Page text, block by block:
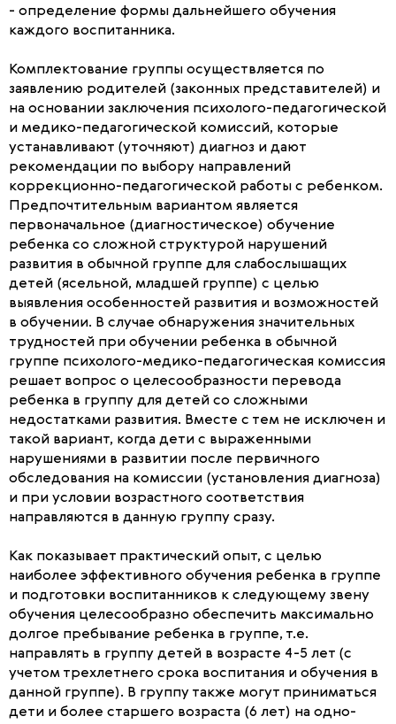
- определение формы дальнейшего обучения
каждого воспитанника.
Комплектование группы осуществляется по
заявлению родителей (законных представителей) и
на основании заключения психолого-педагогической
и медико-педагогической комиссий, которые
устанавливают (уточняют) диагноз и дают
рекомендации по выбору направлений
коррекционно-педагогической работы с ребенком.
Предпочтительным вариантом является
первоначальное (диагностическое) обучение
ребенка со сложной структурой нарушений
развития в обычной группе для слабослышащих
детей (ясельной, младшей группе) с целью
выявления особенностей развития и возможностей
в обучении. В случае обнаружения значительных
трудностей при обучении ребенка в обычной
группе психолого-медико-педагогическая комиссия
решает вопрос о целесообразности перевода
ребенка в группу для детей со сложными
недостатками развития. Вместе с тем не исключен и
такой вариант, когда дети с выраженными
нарушениями в развитии после первичного
обследования на комиссии (установления диагноза)
и при условии возрастного соответствия
направляются в данную группу сразу.
Как показывает практический опыт, с целью
наиболее эффективного обучения ребенка в группе
и подготовки воспитанников к следующему звену
обучения целесообразно обеспечить максимально
долгое пребывание ребенка в группе, т.е.
направлять в группу детей в возрасте 4-5 лет (с
учетом трехлетнего срока воспитания и обучения в
данной группе). В группу также могут приниматься
дети и более старшего возраста (6 лет) на одно-